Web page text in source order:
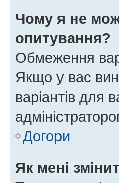
Чому я не
опитування?
Обмеження
Якщо у вас
варіантів для
Догори
Як мені